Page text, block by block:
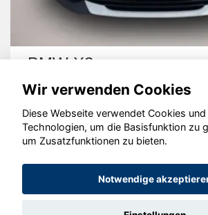
BMW X2
© konjunkturmotor.de GmbH
Wir verwenden Cookies
Diese Webseite verwendet Cookies
Technologien, um die Basisfunktion zu
um Zusatzfunktionen zu bieten.
Notwendige